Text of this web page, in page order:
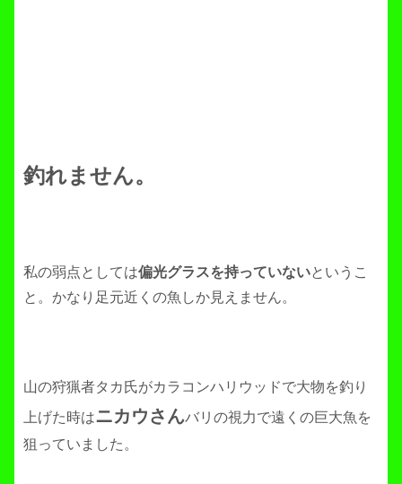
釣れません。
私の弱点としては偏光グラスを持っていないというこ
と。かなり足元近くの魚しか見えません。
山の狩猟者タカ氏がカラコンハリウッドで大物を釣り
上げた時はニカウさんバリの視力で遠くの巨大魚を
狙っていました。